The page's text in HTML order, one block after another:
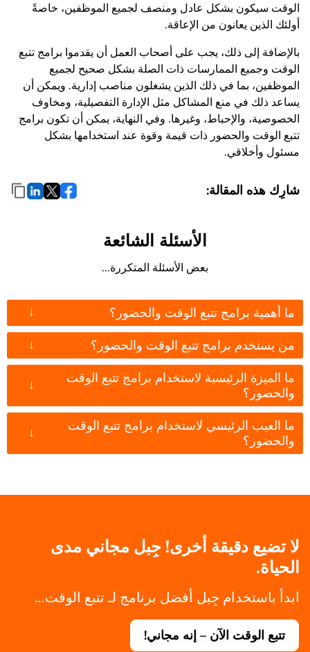
الوقت سيكون بشكل عادل ومنصف لجميع الموظفين، خاصةً
أولئك الذين يعانون من الإعاقة.
بالإضافة إلى ذلك، يجب على أصحاب العمل أن يقدموا برامج تتبع
الوقت وجميع الممارسات ذات الصلة بشكل صحيح لجميع
الموظفين، بما في ذلك الذين يشغلون مناصب إدارية. ويمكن أن
يساعد ذلك في منع المشاكل مثل الإدارة التفصيلية، ومخاوف
الخصوصية، والإحباط، وغيرها. وفي النهاية، يمكن أن تكون برامج
تتبع الوقت والحضور ذات قيمة وقوة عند استخدامها بشكل
مسئول وأخلاقي.
شارِك هذه المقالة:
الأسئلة الشائعة
بعض الأسئلة المتكررة...
ما أهمية برامج تتبع الوقت والحضور؟ ↓
من يستخدم برامج تتبع الوقت والحضور؟ ↓
ما الميزة الرئيسية لاستخدام برامج تتبع الوقت
والحضور؟
↓
ما العيب الرئيسي لاستخدام برامج تتبع الوقت
والحضور؟
↓
لا تضيع دقيقة أخرى! جِبل مجاني مدى
الحياة.
ابدأ باستخدام جِبل أفضل برنامج لـ تتبع الوقت...
تتبع الوقت الآن – إنه مجاني!